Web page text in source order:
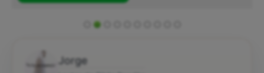
Jorge